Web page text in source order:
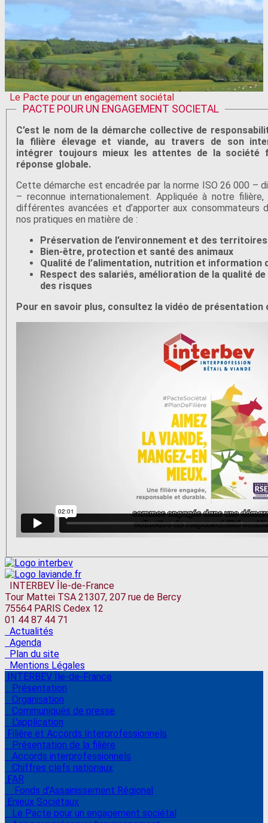
Le Pacte pour un engagement sociétal
PACTE POUR UN ENGAGEMENT SOCIETAL
C’est le nom de la démarche collective de
la filière élevage et viande, au travers de son
intégrer toujours mieux les attentes de la société
réponse globale.
Cette démarche est encadrée par la norme ISO 26 000 –
– reconnue internationalement. Appliquée à notre
différentes avancées et d’apporter aux consommateurs
nos pratiques en matière de :
Préservation de l’environnement et des territoires
Bien-être, protection et santé des animaux
Qualité de l’alimentation, nutrition et information
Respect des salariés, amélioration de la qualité
des risques
Pour en savoir plus, consultez la vidéo de présentation
INTERBEV Île-de-France
Tour Mattei TSA 21307, 207 rue de Bercy
75564 PARIS Cedex 12
01 44 87 44 71
Actualités
Agenda
Plan du site
Mentions Légales
INTERBEV Île-de-France
Présentation
Organisation
Communiqués de presse
L'application
Filière et Accords Interprofessionnels
Présentation de la filière
Accords interprofessionnels
Chiffres clefs nationaux
FAR
Fonds d'Assainissement Régional
Enjeux Sociétaux
Le Pacte pour un engagement sociétal